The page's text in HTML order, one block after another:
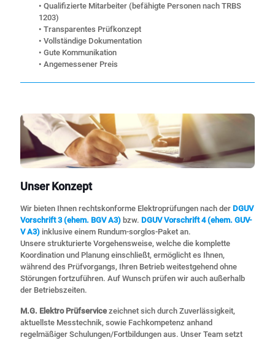
• Qualifizierte Mitarbeiter (befähigte Personen nach TRBS
1203)
• Transparentes Prüfkonzept
• Vollständige Dokumentation
• Gute Kommunikation
• Angemessener Preis
Unser Konzept
Wir bieten Ihnen rechtskonforme Elektroprüfungen nach der DGUV
Vorschrift 3 (ehem. BGV A3) bzw. DGUV Vorschrift 4 (ehem. GUV-
V A3) inklusive einem Rundum-sorglos-Paket an.
Unsere strukturierte Vorgehensweise, welche die komplette
Koordination und Planung einschließt, ermöglicht es Ihnen,
während des Prüfvorgangs, Ihren Betrieb weitestgehend ohne
Störungen fortzuführen. Auf Wunsch prüfen wir auch außerhalb
der Betriebszeiten.
M.G. Elektro Prüfservice zeichnet sich durch Zuverlässigkeit,
aktuellste Messtechnik, sowie Fachkompetenz anhand
regelmäßiger Schulungen/Fortbildungen aus. Unser Team setzt